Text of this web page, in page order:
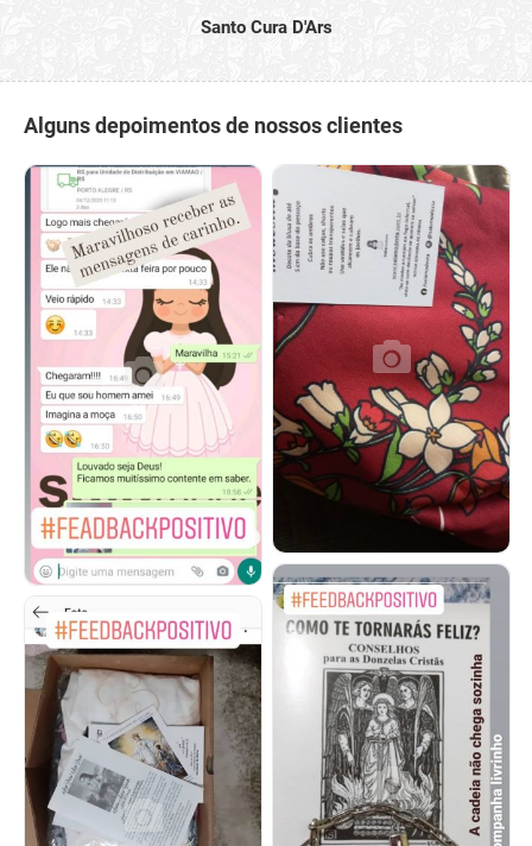
Santo Cura D'Ars
Alguns depoimentos de nossos clientes